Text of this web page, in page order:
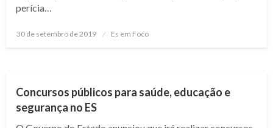
perícia…
Posted
30 de setembro de 2019 Es em Foco
Concursos públicos para saúde, educação e
segurança no ES